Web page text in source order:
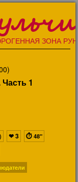
ЗОНА
1
❤3 ⏱ 48"